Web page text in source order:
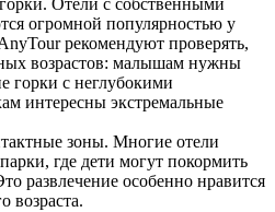
Отели с собственными
огромной популярностью у
рекомендуют проверять,
возрастов: малышам нужны
горки с неглубокими
интересны экстремальные
зоны. Многие отели
где дети могут покормить
развлечение особенно нравится
возраста.